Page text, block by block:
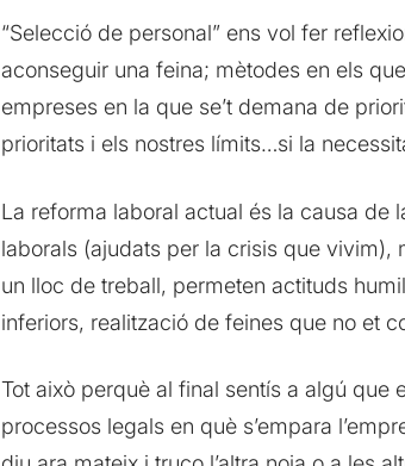
“Selecció de personal” ens vol fer
aconseguir una feina; mètodes en els
empreses en la que se’t demana de
prioritats i els nostres límits…si la
La reforma laboral actual és la causa
laborals (ajudats per la crisis que
un lloc de treball, permeten actituds
inferiors, realització de feines que no et
Tot això perquè al final sentís a algú que
processos legals en què s’empara